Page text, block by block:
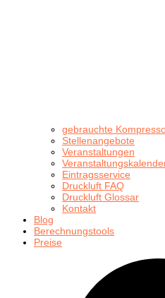
gebrauchte
Stellenangebote
Veranstaltungen
Eintragsservice
Druckluft FAQ
Druckluft Glossar
Kontakt
Blog
Berechnungstools
Preise